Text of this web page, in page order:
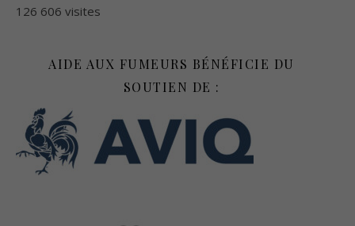
126 606 visites
AIDE AUX FUMEURS BÉNÉFICIE DU
SOUTIEN DE :